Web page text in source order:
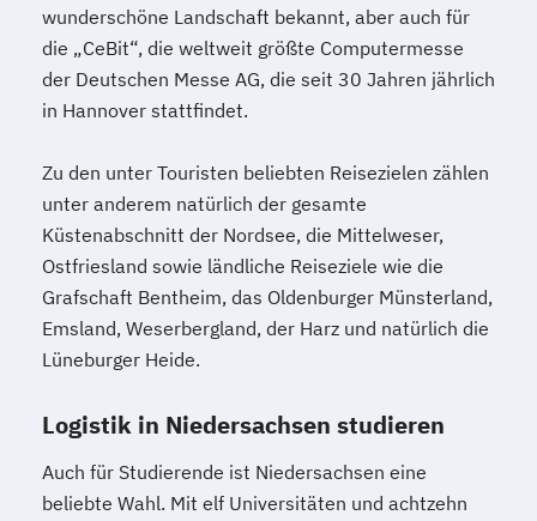
wunderschöne Landschaft bekannt, aber auch für
die „CeBit“, die weltweit größte Computermesse
der Deutschen Messe AG, die seit 30 Jahren jährlich
in Hannover stattfindet.
Zu den unter Touristen beliebten Reisezielen zählen
unter anderem natürlich der gesamte
Küstenabschnitt der Nordsee, die Mittelweser,
Ostfriesland sowie ländliche Reiseziele wie die
Grafschaft Bentheim, das Oldenburger Münsterland,
Emsland, Weserbergland, der Harz und natürlich die
Lüneburger Heide.
Logistik in Niedersachsen studieren
Auch für Studierende ist Niedersachsen eine
beliebte Wahl. Mit elf Universitäten und achtzehn